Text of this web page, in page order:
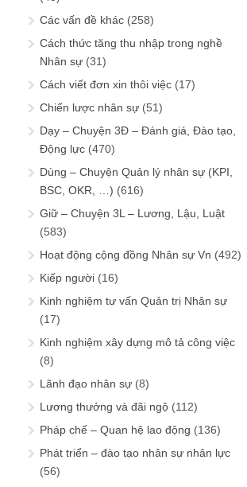
Các vấn đề khác (258)
Cách thức tăng thu nhập trong nghề
Nhân sự (31)
Cách viết đơn xin thôi việc (17)
Chiến lược nhân sự (51)
Dạy – Chuyện 3Đ – Đánh giá, Đào tạo,
Động lực (470)
Dùng – Chuyện Quản lý nhân sự (KPI,
BSC, OKR, …) (616)
Giữ – Chuyện 3L – Lương, Lậu, Luật
(583)
Hoạt động cộng đồng Nhân sự Vn (492)
Kiếp người (16)
Kinh nghiệm tư vấn Quản trị Nhân sự
(17)
Kinh nghiệm xây dựng mô tả công việc
(8)
Lãnh đạo nhân sự (8)
Lương thưởng và đãi ngộ (112)
Pháp chế – Quan hệ lao động (136)
Phát triển – đào tạo nhân sự nhân lực
(56)